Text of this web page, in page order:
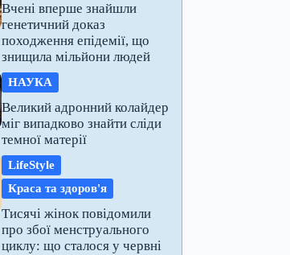
Вчені вперше знайшли
генетичний доказ
походження епідемії, що
знищила мільйони людей
НАУКА
Великий адронний колайдер
міг випадково знайти сліди
темної матерії
LifeStyle
Краса та здоров'я
Тисячі жінок повідомили
про збої менструального
циклу: що сталося у червні